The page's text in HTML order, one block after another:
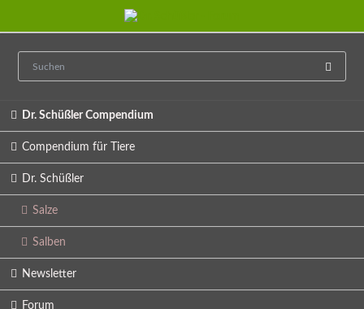
Dr. Schüßler Compendium
Compendium für Tiere
Dr. Schüßler
Salze
Salben
Newsletter
Forum